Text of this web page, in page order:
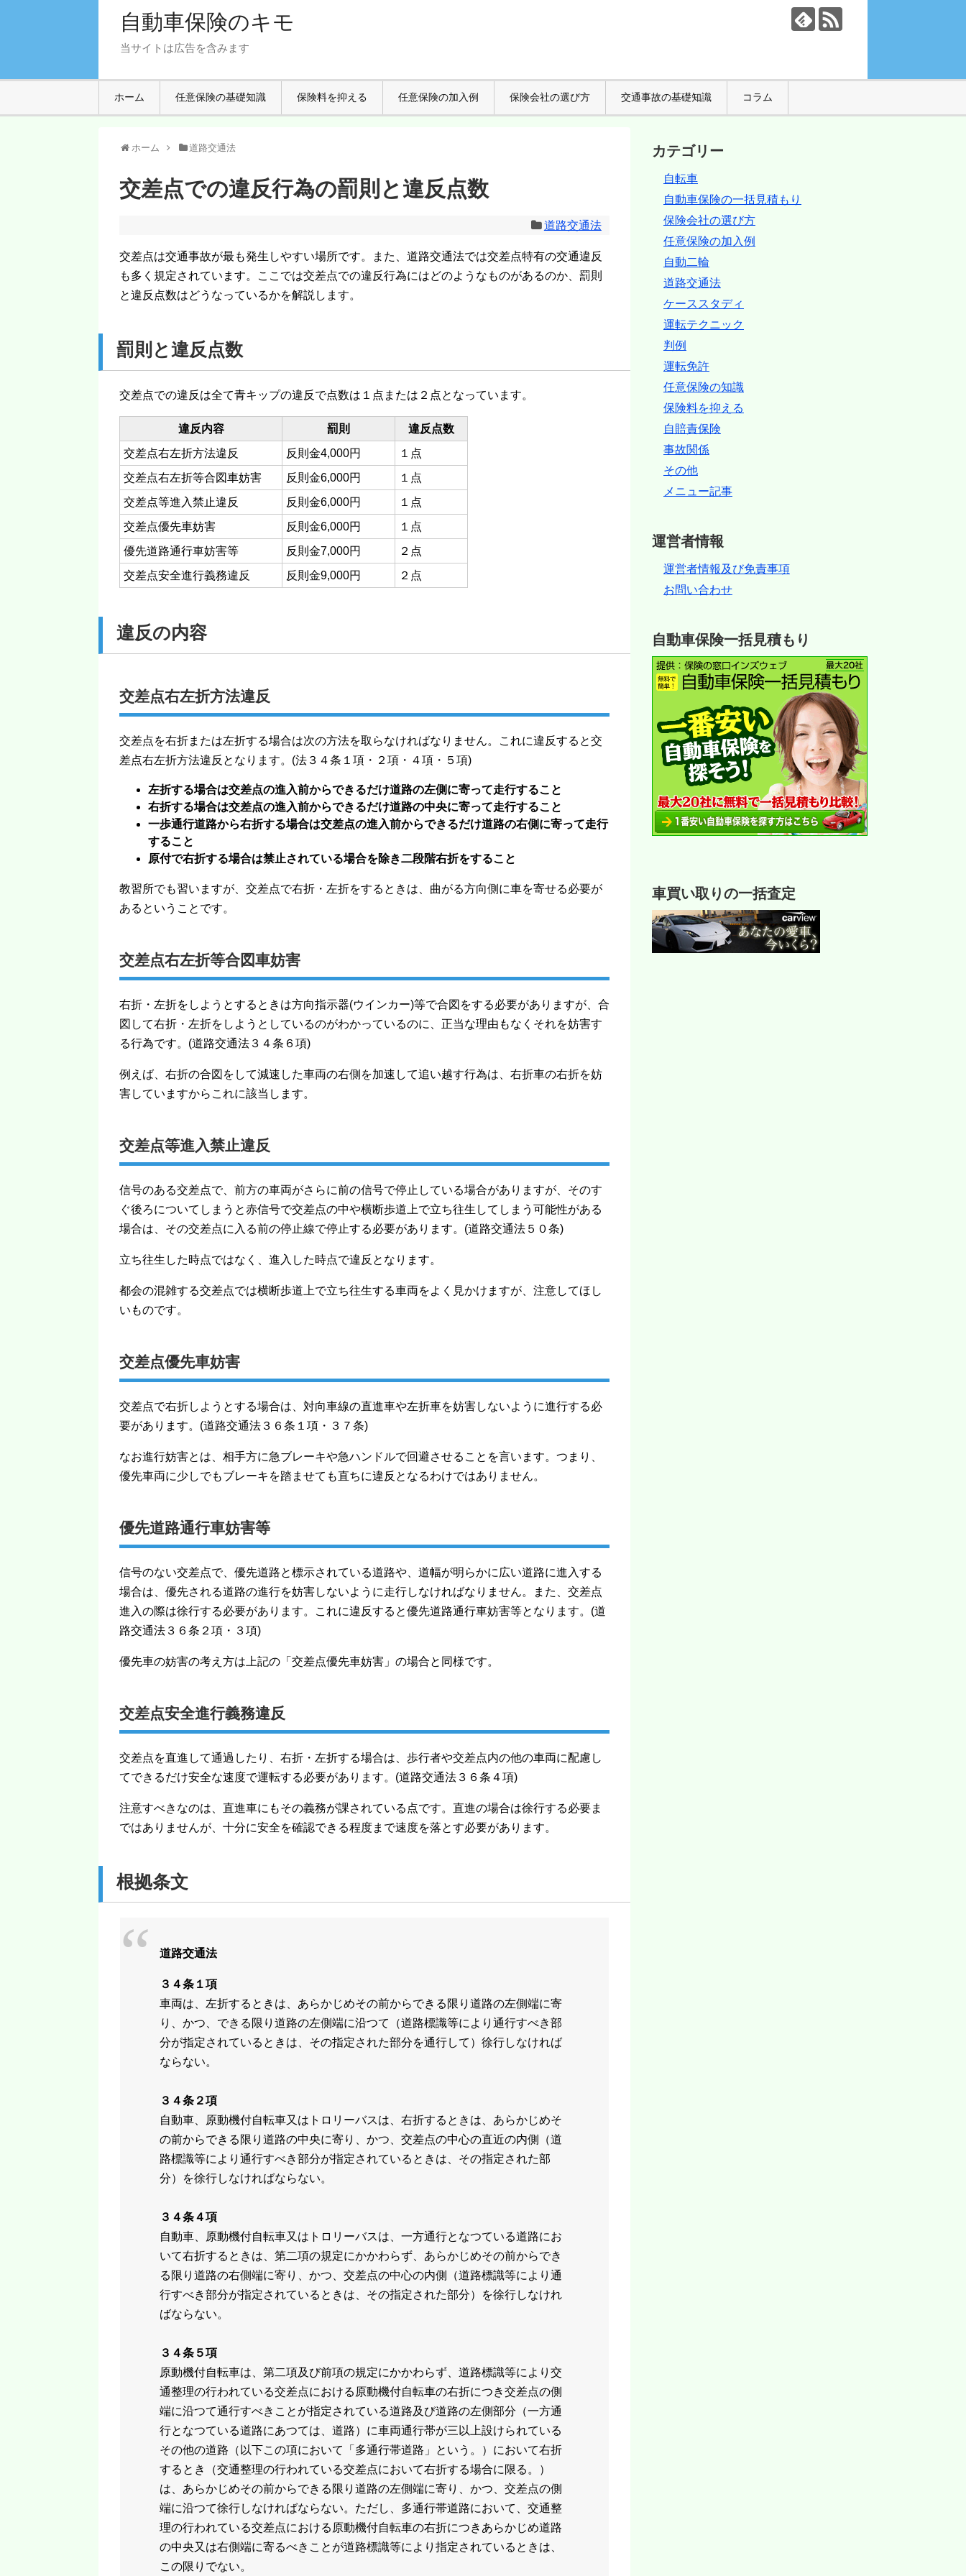
自動車保険のキモ
当サイトは広告を含みます
ホーム 任意保険の基礎知識 保険料を抑える 任意保険の加入例 保険会社の選び方 交通事故の基礎知識 コラム
ホーム 道路交通法
交差点での違反行為の罰則と違反点数
道路交通法
交差点は交通事故が最も発生しやすい場所です。また、道路交通法では交差点特有の交通違反
も多く規定されています。ここでは交差点での違反行為にはどのようなものがあるのか、罰則
と違反点数はどうなっているかを解説します。
罰則と違反点数
交差点での違反は全て青キップの違反で点数は１点または２点となっています。
違反内容 罰則
違反点数
交差点右左折方法違反
反則金4,000円
１点
交差点右左折等合図車妨害
反則金6,000円
１点
交差点等進入禁止違反
反則金6,000円
１点
交差点優先車妨害
反則金6,000円
１点
優先道路通行車妨害等
反則金7,000円
２点
交差点安全進行義務違反
反則金9,000円 ２点
違反の内容
交差点右左折方法違反
交差点を右折または左折する場合は次の方法を取らなければなりません。これに違反すると交
差点右左折方法違反となります。(法３４条１項・２項・４項・５項)
左折する場合は交差点の進入前からできるだけ道路の左側に寄って走行すること
右折する場合は交差点の進入前からできるだけ道路の中央に寄って走行すること
一歩通行道路から右折する場合は交差点の進入前からできるだけ道路の右側に寄って走行
すること
原付で右折する場合は禁止されている場合を除き二段階右折をすること
教習所でも習いますが、交差点で右折・左折をするときは、曲がる方向側に車を寄せる必要が
あるということです。
交差点右左折等合図車妨害
右折・左折をしようとするときは方向指示器(ウインカー)等で合図をする必要がありますが、合
図して右折・左折をしようとしているのがわかっているのに、正当な理由もなくそれを妨害す
る行為です。(道路交通法３４条６項)
例えば、右折の合図をして減速した車両の右側を加速して追い越す行為は、右折車の右折を妨
害していますからこれに該当します。
交差点等進入禁止違反
信号のある交差点で、前方の車両がさらに前の信号で停止している場合がありますが、そのす
ぐ後ろについてしまうと赤信号で交差点の中や横断歩道上で立ち往生してしまう可能性がある
場合は、その交差点に入る前の停止線で停止する必要があります。(道路交通法５０条)
立ち往生した時点ではなく、進入した時点で違反となります。
都会の混雑する交差点では横断歩道上で立ち往生する車両をよく見かけますが、注意してほし
いものです。
交差点優先車妨害
交差点で右折しようとする場合は、対向車線の直進車や左折車を妨害しないように進行する必
要があります。(道路交通法３６条１項・３７条)
なお進行妨害とは、相手方に急ブレーキや急ハンドルで回避させることを言います。つまり、
優先車両に少しでもブレーキを踏ませても直ちに違反となるわけではありません。
優先道路通行車妨害等
信号のない交差点で、優先道路と標示されている道路や、道幅が明らかに広い道路に進入する
場合は、優先される道路の進行を妨害しないように走行しなければなりません。また、交差点
進入の際は徐行する必要があります。これに違反すると優先道路通行車妨害等となります。(道
路交通法３６条２項・３項)
優先車の妨害の考え方は上記の「交差点優先車妨害」の場合と同様です。
交差点安全進行義務違反
交差点を直進して通過したり、右折・左折する場合は、歩行者や交差点内の他の車両に配慮し
てできるだけ安全な速度で運転する必要があります。(道路交通法３６条４項)
注意すべきなのは、直進車にもその義務が課されている点です。直進の場合は徐行する必要ま
ではありませんが、十分に安全を確認できる程度まで速度を落とす必要があります。
根拠条文
道路交通法
３４条１項
車両は、左折するときは、あらかじめその前からできる限り道路の左側端に寄
り、かつ、できる限り道路の左側端に沿つて（道路標識等により通行すべき部
分が指定されているときは、その指定された部分を通行して）徐行しなければ
ならない。
３４条２項
自動車、原動機付自転車又はトロリーバスは、右折するときは、あらかじめそ
の前からできる限り道路の中央に寄り、かつ、交差点の中心の直近の内側（道
路標識等により通行すべき部分が指定されているときは、その指定された部
分）を徐行しなければならない。
３４条４項
自動車、原動機付自転車又はトロリーバスは、一方通行となつている道路にお
いて右折するときは、第二項の規定にかかわらず、あらかじめその前からでき
る限り道路の右側端に寄り、かつ、交差点の中心の内側（道路標識等により通
行すべき部分が指定されているときは、その指定された部分）を徐行しなけれ
ばならない。
３４条５項
原動機付自転車は、第二項及び前項の規定にかかわらず、道路標識等により交
通整理の行われている交差点における原動機付自転車の右折につき交差点の側
端に沿つて通行すべきことが指定されている道路及び道路の左側部分（一方通
行となつている道路にあつては、道路）に車両通行帯が三以上設けられている
その他の道路（以下この項において「多通行帯道路」という。）において右折
するとき（交通整理の行われている交差点において右折する場合に限る。）
は、あらかじめその前からできる限り道路の左側端に寄り、かつ、交差点の側
端に沿つて徐行しなければならない。ただし、多通行帯道路において、交通整
理の行われている交差点における原動機付自転車の右折につきあらかじめ道路
の中央又は右側端に寄るべきことが道路標識等により指定されているときは、
この限りでない。
カテゴリー
自転車
自動車保険の一括見積もり
保険会社の選び方
任意保険の加入例
自動二輪
道路交通法
ケーススタディ
運転テクニック
判例
運転免許
任意保険の知識
保険料を抑える
自賠責保険
事故関係
その他
メニュー記事
運営者情報
運営者情報及び免責事項
お問い合わせ
自動車保険一括見積もり
車買い取りの一括査定